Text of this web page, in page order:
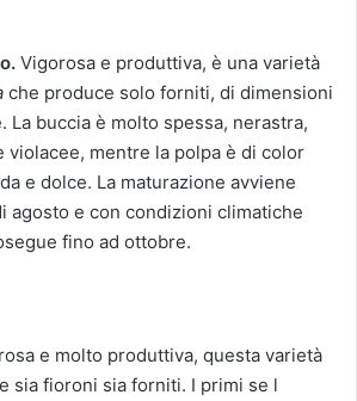
Vigorosa e produttiva, è una varietà
che produce solo forniti, di dimensioni
La buccia è molto spessa, nerastra,
violacee, mentre la polpa è di color
e dolce. La maturazione avviene
agosto e con condizioni climatiche
fino ad ottobre.
e molto produttiva, questa varietà
sia fioroni sia forniti. I primi se l